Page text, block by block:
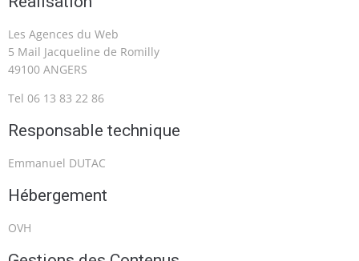
Les Agences du Web
5 Mail Jacqueline de Romilly
49100 ANGERS
Tel 06 13 83 22 86
Responsable technique
Emmanuel DUTAC
Hébergement
OVH